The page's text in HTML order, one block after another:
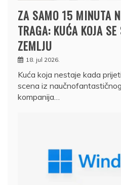
ZA SAMO 15 MINUTA
TRAGA: KUĆA KOJA
ZEMLJU
18. jul 2026.
Kuća koja nestaje kada
scena iz
kompanija…